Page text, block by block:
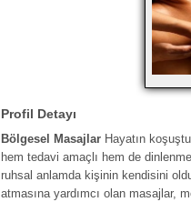
Profil Detayı
Bölgesel Masajlar Hayatın
hem tedavi amaçlı hem de
ruhsal anlamda kişinin kendisini
atmasına yardımcı olan masajlar,